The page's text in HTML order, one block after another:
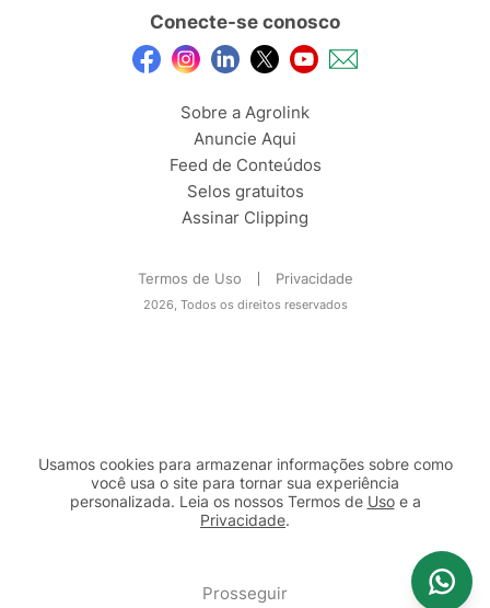
Conecte-se conosco
Sobre a Agrolink
Anuncie Aqui
Feed de Conteúdos
Selos gratuitos
Assinar Clipping
Termos de Uso Privacidade
2026, Todos os direitos reservados
Usamos cookies para armazenar informações sobre como
você usa o site para tornar sua experiência
personalizada. Leia os nossos Termos de Usoe a
Privacidade.
Prosseguir